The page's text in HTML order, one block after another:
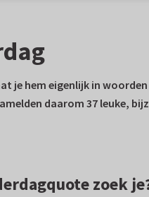
je hem eigenlijk in
daarom 37 leuke,
zoek